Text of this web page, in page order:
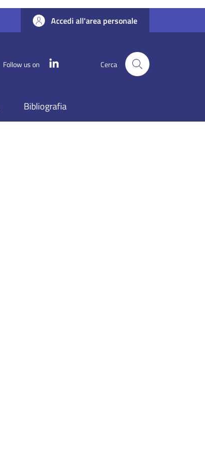
Accedi all'area personale
Follow us on Cerca
Bibliografia